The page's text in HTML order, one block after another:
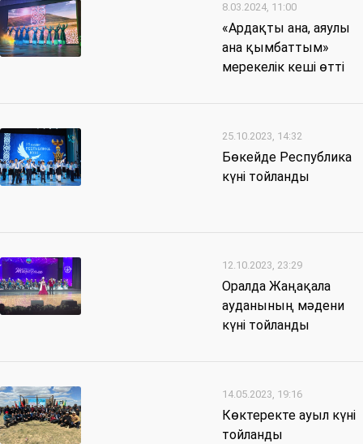
8.03.2024, 11:00
«Ардақты ана, аяулы
ана қымбаттым»
мерекелік кеші өтті
25.10.2023, 14:32
Бөкейде Республика
күні тойланды
12.10.2023, 23:29
Оралда Жаңақала
ауданының мәдени
күні тойланды
14.05.2023, 19:16
Көктеректе ауыл күні
тойланды